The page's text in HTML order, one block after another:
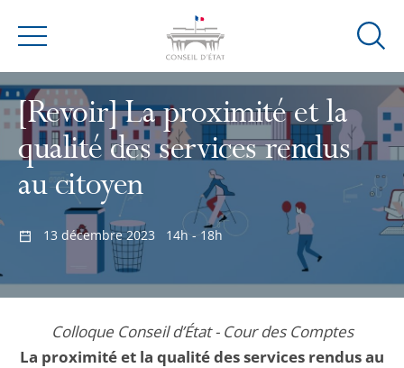
Menu
Ouvrir
de
[Revoir] La proximité et la
qualité des services rendus
au citoyen
13 décembre 2023 14h - 18h
Colloque Conseil d’État - Cour des Comptes
La proximité et la qualité des services rendus au